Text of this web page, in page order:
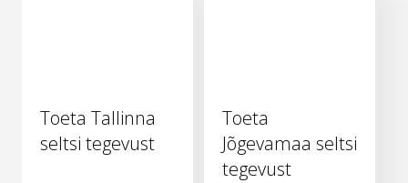
Toeta Tallinna
seltsi tegevust
Toeta
Jõgevamaa seltsi
tegevust